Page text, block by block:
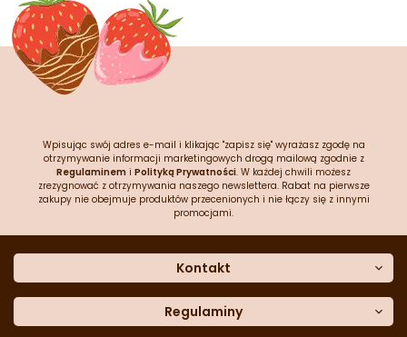
Wpisując swój adres e-mail i klikając "zapisz się" wyrażasz zgodę na
otrzymywanie informacji marketingowych drogą mailową zgodnie z
Regulaminem i Polityką Prywatności. W każdej chwili możesz
zrezygnować z otrzymywania naszego newslettera. Rabat na pierwsze
zakupy nie obejmuje produktów przecenionych i nie łączy się z innymi
promocjami.
Kontakt
Dane kontaktowe
Często zadawane pytania
Regulaminy